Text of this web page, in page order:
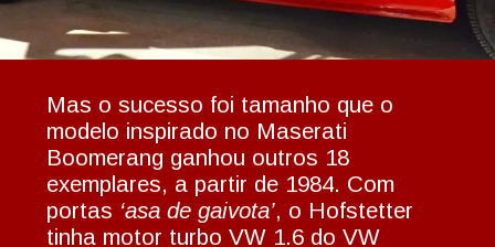
Mas o sucesso foi tamanho que o
modelo inspirado no Maserati
Boomerang ganhou outros 18
exemplares, a partir de 1984. Com
portas ‘asa de gaivota’, o Hofstetter
tinha motor turbo VW 1.6 do VW